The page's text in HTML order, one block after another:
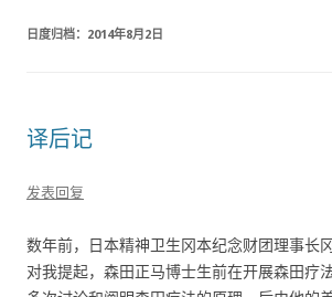
日度归档： 2014年8月2日
译后记
发表回复
数年前，日本精神卫生冈本纪念财团理事长
对我提起，森田正马博士生前在开展森田疗